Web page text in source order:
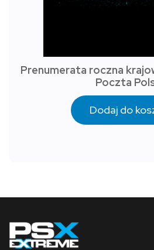
Prenumerata roczna
Poczta
Dodaj do